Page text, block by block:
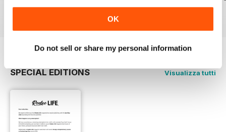
OK
Do not sell or share my personal information
SPECIAL EDITIONS Visualizza tutti